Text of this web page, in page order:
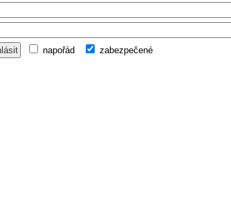
napořád zabezpečené